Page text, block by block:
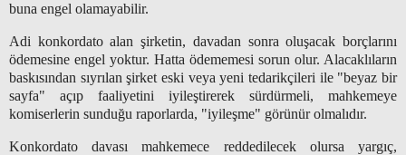
buna engel olamayabilir.
Adi konkordato alan şirketin, davadan sonra oluşacak borçlarını
ödemesine engel yoktur. Hatta ödememesi sorun olur. Alacaklıların
baskısından sıyrılan şirket eski veya yeni tedarikçileri ile "beyaz bir
sayfa" açıp faaliyetini iyileştirerek sürdürmeli, mahkemeye
komiserlerin sunduğu raporlarda, "iyileşme" görünür olmalıdır.
Konkordato davası mahkemece reddedilecek olursa yargıç,